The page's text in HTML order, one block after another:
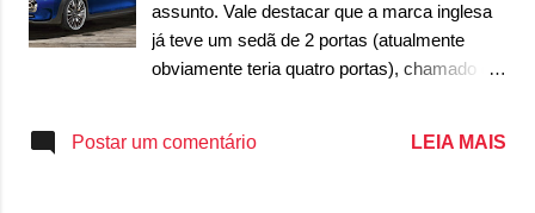
assunto. Vale destacar que a marca inglesa
já teve um sedã de 2 portas (atualmente
obviamente teria quatro portas), chamado de
com a revista Autocar, fontes de dentro da
Postar um comentário LEIA MAIS